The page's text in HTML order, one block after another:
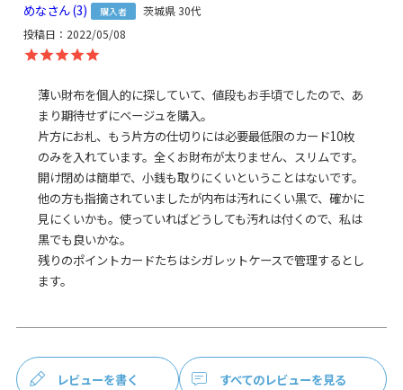
めな 3 購入者 茨城県30代
投稿日
2022/05/08
薄い財布を個人的に探していて、値段もお手頃でしたので、あ
まり期待せずにベージュを購入。
片方にお札、もう片方の仕切りには必要最低限のカード10枚
のみを入れています。全くお財布が太りません、スリムです。
開け閉めは簡単で、小銭も取りにくいということはないです。
他の方も指摘されていましたが内布は汚れにくい黒で、確かに
見にくいかも。使っていればどうしても汚れは付くので、私は
黒でも良いかな。
残りのポイントカードたちはシガレットケースで管理するとし
ます。
レビューを書く すべてのレビューを見る